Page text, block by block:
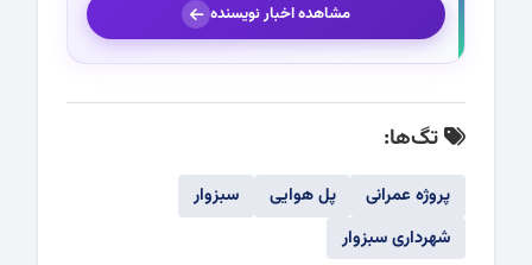
مشاهده اخبار نویسنده
تگ‌ها:
پروژه عمرانی پل هوایی
سبزوار
شهرداری سبزوار